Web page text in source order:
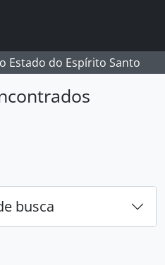
Estado do Espírito Santo
busca